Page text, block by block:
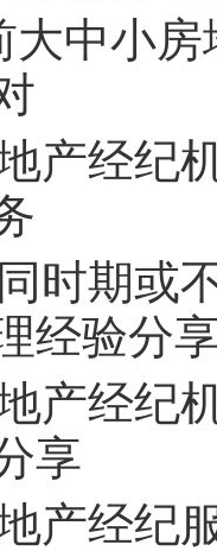
大中小
地产经纪
同时期或
经验分
地产经纪
享
地产经纪